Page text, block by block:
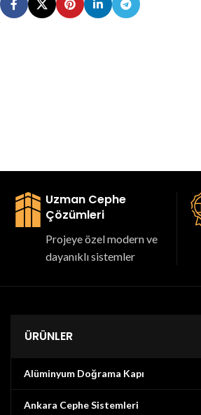
Uzman Cephe
Çözümleri
Projeye özel modern ve
dayanıklı sistemler
ÜRÜNLER
Alüminyum Doğrama Kapı
Ankara Cephe Sistemleri